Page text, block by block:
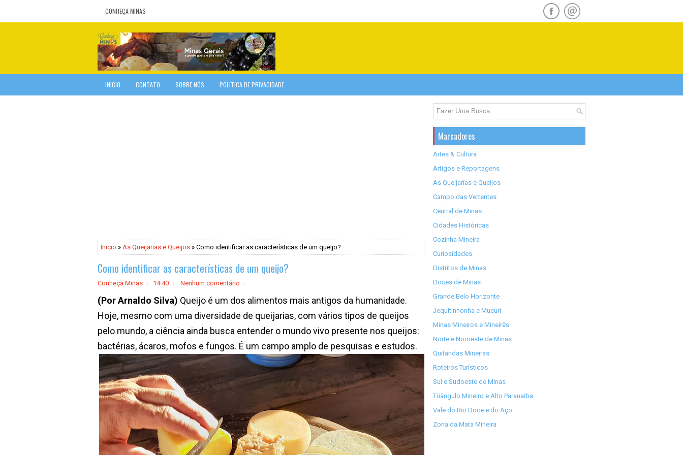
CONHEÇA MINAS
INICIO CONTATO SOBRE NÓS POLÍTICA DE PRIVACIDADE
Inicio » As Queijarias e Queijos » Como identificar as características de um queijo?
Como identificar as características de um queijo?
Conheça Minas 14:40 Nenhum comentário
(Por Arnaldo Silva) Queijo é um dos alimentos mais antigos da humanidade.
Hoje, mesmo com uma diversidade de queijarias, com vários tipos de queijos
pelo mundo, a ciência ainda busca entender o mundo vivo presente nos queijos:
bactérias, ácaros, mofos e fungos. É um campo amplo de pesquisas e estudos.
Marcadores
Artes & Cultura
Artigos e Reportagens
As Queijarias e Queijos
Campo das Vertentes
Central de Minas
Cidades Históricas
Cozinha Mineira
Curiosidades
Distritos de Minas
Doces de Minas
Grande Belo Horizonte
Jequitinhonha e Mucuri
Minas Mineiros e Mineirês
Norte e Noroeste de Minas
Quitandas Mineiras
Roteiros Turísticos
Sul e Sudoeste de Minas
Triângulo Mineiro e Alto Paranaíba
Vale do Rio Doce e do Aço
Zona da Mata Mineira